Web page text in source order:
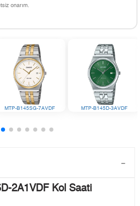
onarım.
MTP-B145SG-7AVDF MTP-B145D-3AVDF
2A1VDF Kol Saati